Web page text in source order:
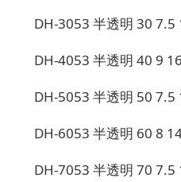
DH-3053 半透明 30 7.5
DH-4053 半透明 40 9
DH-5053 半透明 50 7.5
DH-6053 半透明 60 8
DH-7053 半透明 70 7.5